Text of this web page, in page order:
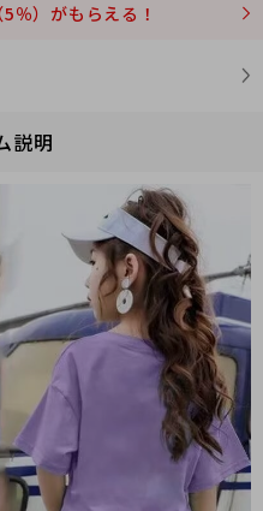
％）がもらえる！
説明